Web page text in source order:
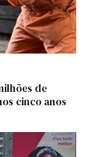
de
cinco anos